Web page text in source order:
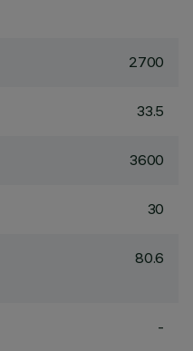
2700
33.5
3600
30
80.6
-